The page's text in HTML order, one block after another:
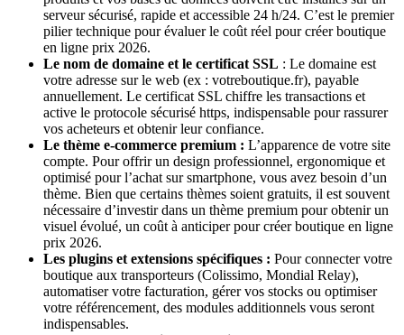
serveur sécurisé, rapide et accessible 24 h/24. C’est le premier
pilier technique pour évaluer le coût réel pour créer boutique
en ligne prix 2026.
Le nom de domaine et le certificat SSL : Le domaine est
votre adresse sur le web (ex : votreboutique.fr), payable
annuellement. Le certificat SSL chiffre les transactions et
active le protocole sécurisé https, indispensable pour rassurer
vos acheteurs et obtenir leur confiance.
Le thème e-commerce premium : L’apparence de votre site
compte. Pour offrir un design professionnel, ergonomique et
optimisé pour l’achat sur smartphone, vous avez besoin d’un
thème. Bien que certains thèmes soient gratuits, il est souvent
nécessaire d’investir dans un thème premium pour obtenir un
visuel évolué, un coût à anticiper pour créer boutique en ligne
prix 2026.
Les plugins et extensions spécifiques : Pour connecter votre
boutique aux transporteurs (Colissimo, Mondial Relay),
automatiser votre facturation, gérer vos stocks ou optimiser
votre référencement, des modules additionnels vous seront
indispensables.